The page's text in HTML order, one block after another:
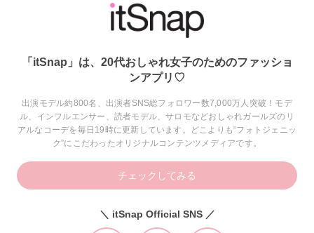
「itSnap」は、20代おしゃれ女子のためのファッショ
ンアプリ♡
出演モデル約800名、出演者SNS総フォロワー数7,000万人突破！モデ
ル、インフルエンサー、読者モデル、サロモなどおしゃれガールズのリ
アルなコーデを毎日19時に更新しています。どこよりも“フォトジェニッ
ク”にこだわったオリジナルコンテンツメディアです。
チェックしてみる
＼ itSnap Official SNS ／